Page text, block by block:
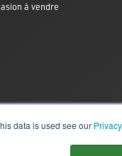
data is used see our
à vendre